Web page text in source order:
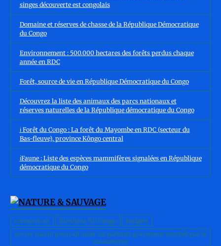
singes découverte est congolais
Domaine et réserves de chasse de la République Démocratique
du Congo
Environnement : 500.000 hectares des forêts perdus chaque
année en RDC
Forêt, source de vie en République Démocratique du Congo
Découvrez la liste des animaux des parcs nationaux et
réserves naturelles de la République démocratique du Congo
ℹ️ Forêt du Congo : La forêt du Mayombe en RDC (secteur du
Bas-fleuve), province Kôngo central
ℹ️Faune : Liste des espèces mammifères signalées en République
démocratique du Congo
coronavirus Kinshasa RD Congo
budgets
un ver marin pourrait aider les patients gravement touchés par le
coronavirus